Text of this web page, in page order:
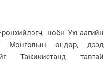
ноён Ухнаагийн
Монголын өндөр, дээд
Тажикистанд тавтай